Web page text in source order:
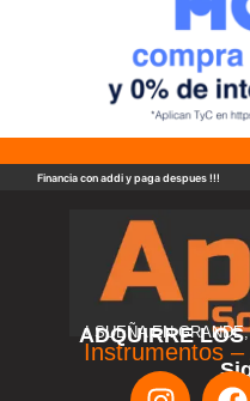
Financia con addi y paga despues !!!
ADQUIRRE
! SUEÑA EN
Instrumentos